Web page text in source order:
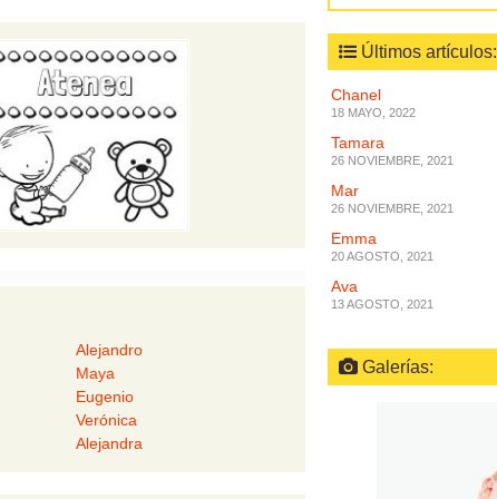
Alejandro
Maya
Eugenio
Verónica
Alejandra
Últimos artículos:
Chanel
18 MAYO, 2022
Tamara
26 NOVIEMBRE, 2021
Mar
26 NOVIEMBRE, 2021
Emma
20 AGOSTO, 2021
Ava
13 AGOSTO, 2021
Galerías: